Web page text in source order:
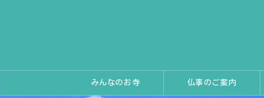
みんなのお寺 仏事のご案内